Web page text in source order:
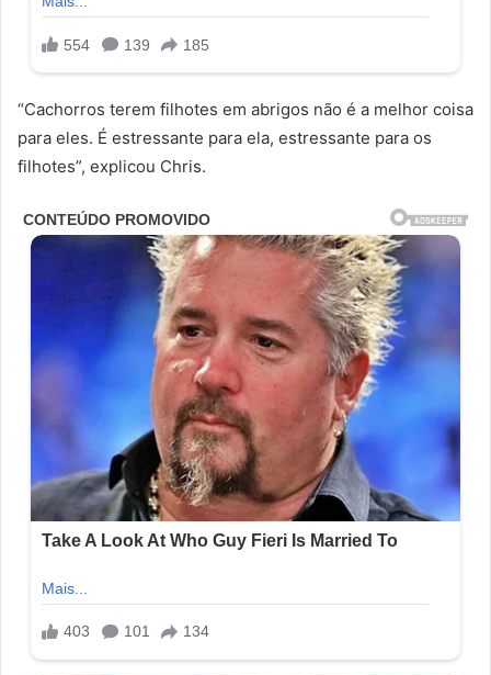
“Cachorros terem filhotes em abrigos não é a melhor coisa
para eles. É estressante para ela, estressante para os
filhotes”, explicou Chris.